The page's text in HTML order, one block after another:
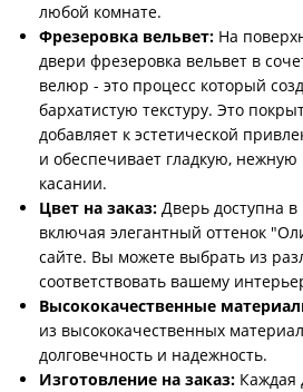
любой комнате.
Фрезеровка вельвет: На
двери фрезеровка вельвет в
велюр - это процесс который
бархатистую текстуру. Это
добавляет к эстетической
и обеспечивает гладкую, нежную
касании.
Цвет на заказ: Дверь доступна
включая элегантный оттенок
сайте. Вы можете выбрать из
соответствовать вашему
Высококачественные
из высококачественных
долговечность и надежность.
Изготовление на заказ: Каждая